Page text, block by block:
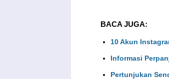
BACA JUGA:
10 Akun
Informasi
Pertunjukan